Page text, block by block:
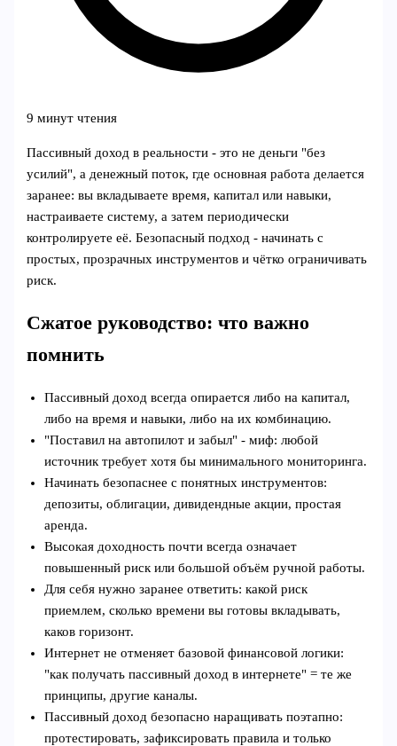
9 минут чтения
Пассивный доход в реальности - это не деньги "без
усилий", а денежный поток, где основная работа делается
заранее: вы вкладываете время, капитал или навыки,
настраиваете систему, а затем периодически
контролируете её. Безопасный подход - начинать с
простых, прозрачных инструментов и чётко ограничивать
риск.
Сжатое руководство: что важно
помнить
Пассивный доход всегда опирается либо на капитал,
либо на время и навыки, либо на их комбинацию.
"Поставил на автопилот и забыл" - миф: любой
источник требует хотя бы минимального мониторинга.
Начинать безопаснее с понятных инструментов:
депозиты, облигации, дивидендные акции, простая
аренда.
Высокая доходность почти всегда означает
повышенный риск или большой объём ручной работы.
Для себя нужно заранее ответить: какой риск
приемлем, сколько времени вы готовы вкладывать,
каков горизонт.
Интернет не отменяет базовой финансовой логики:
"как получать пассивный доход в интернете" = те же
принципы, другие каналы.
Пассивный доход безопасно наращивать поэтапно:
протестировать, зафиксировать правила и только